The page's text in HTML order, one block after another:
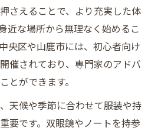
さえることで、より充実した体
近な場所から無理なく始めるこ
央区や山鹿市には、初心者向け
催されており、専門家のアドバ
とができます。
天候や季節に合わせて服装や持
要です。双眼鏡やノートを持参